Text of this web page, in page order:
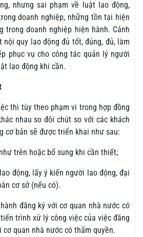
nhưng sai phạm về luật lao động,
doanh nghiệp, những tồn tại hiện
trong doanh nghiệp hiện hành. Cảnh
nội quy lao động đủ tốt, đúng, đủ, làm
phục vụ cho công tác quản lý người
lao động khi cần.
thì tùy theo phạm vi trong hợp đồng
nhau so đôi chút so với các khách
cơ bản sẽ được triển khai như sau:
trên hoặc bổ sung khi cần thiết;
động, lấy ý kiến người lao động, đại
cơ sở (nếu có).
đăng ký với cơ quan nhà nước có
trình xử lý công việc của việc đăng
quan nhà nước có thẩm quyền.